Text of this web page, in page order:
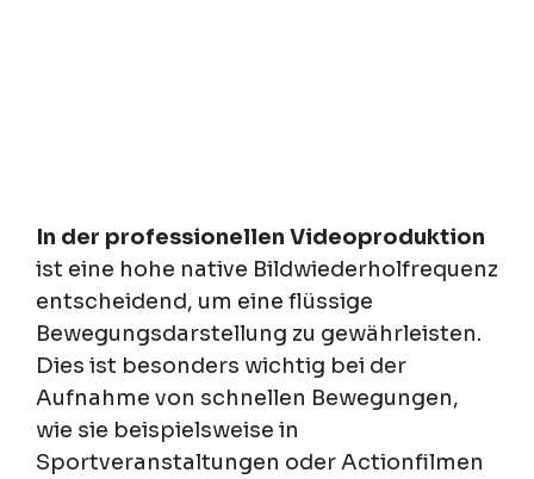
In der professionellen Videoproduktion
ist eine hohe native Bildwiederholfrequenz
entscheidend, um eine flüssige
Bewegungsdarstellung zu gewährleisten.
Dies ist besonders wichtig bei der
Aufnahme von schnellen Bewegungen,
wie sie beispielsweise in
Sportveranstaltungen oder Actionfilmen